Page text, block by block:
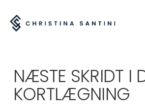
NÆSTE SKRIDT I
KORTLÆGNING